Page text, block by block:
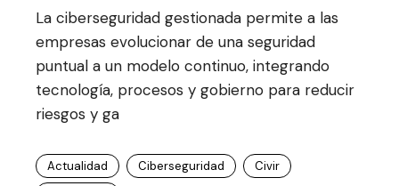
La ciberseguridad gestionada permite a las
empresas evolucionar de una seguridad
puntual a un modelo continuo, integrando
tecnología, procesos y gobierno para reducir
riesgos y ga
Actualidad Ciberseguridad
Civir